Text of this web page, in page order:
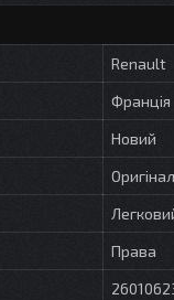
Renault
Франція
Новий
Оригінал
Права